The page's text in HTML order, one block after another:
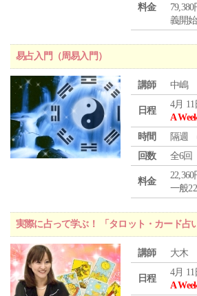
料金
義開
易占入門（周易入門）
講師 中嶋
日程
4月 11
A
時間
隔週
回数
全6回
料金
22,360
一般
実際に占って学ぶ！ 「タロット・カード占
講師 大木
日程
4月 11
A